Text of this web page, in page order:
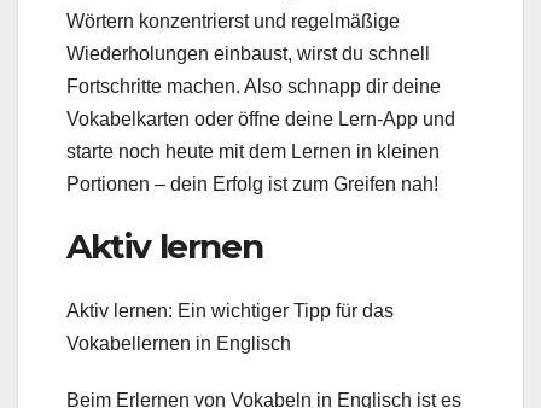
Wörtern konzentrierst und regelmäßige
Wiederholungen einbaust, wirst du schnell
Fortschritte machen. Also schnapp dir deine
Vokabelkarten oder öffne deine Lern-App und
starte noch heute mit dem Lernen in kleinen
Portionen – dein Erfolg ist zum Greifen nah!
Aktiv lernen
Aktiv lernen: Ein wichtiger Tipp für das
Vokabellernen in Englisch
Beim Erlernen von Vokabeln in Englisch ist es